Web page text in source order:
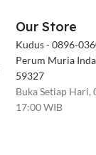
Our Store
Kudus - 0896-
Perum Muria
59327
Buka Setiap Hari,
17:00 WIB